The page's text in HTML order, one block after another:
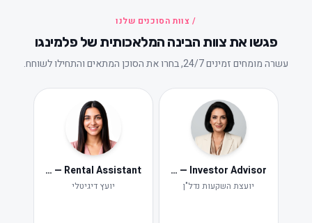
/ צוות הסוכנים שלנו
פגשו את צוות הבינה המלאכותית של פלמינגו
עשרה מומחים זמינים 24/7, בחרו את הסוכן המתאים והתחילו לשוחח.
Iris — Investor Advisor
יועצת השקעות נדל"ן
Neta — Rental Assistant
יועץ דיגיטלי